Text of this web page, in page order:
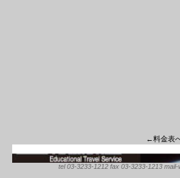
←料金表
tel 03-3233-1212 fax 03-3233-1213